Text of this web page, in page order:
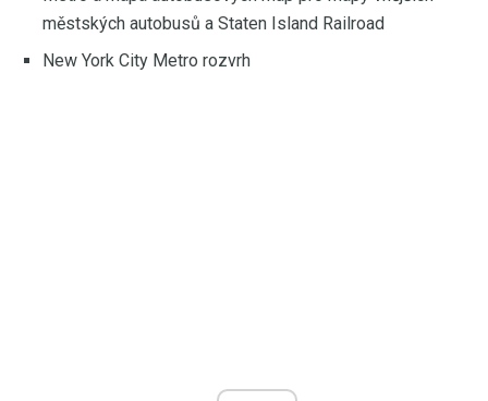
městských autobusů a Staten Island Railroad
New York City Metro rozvrh